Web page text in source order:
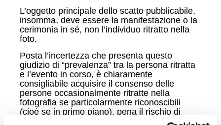
L’oggetto principale dello scatto pubblicabile,
insomma, deve essere la manifestazione o la
cerimonia in sé, non l’individuo ritratto nella
foto.
Posta l’incertezza che presenta questo
giudizio di “prevalenza” tra la persona ritratta
e l’evento in corso, è chiaramente
consigliabile acquisire il consenso delle
persone occasionalmente ritratte nella
fotografia se particolarmente riconoscibili
(cioè se in primo piano), pena il rischio di
commettere un illecito, anche ai fini privacy.